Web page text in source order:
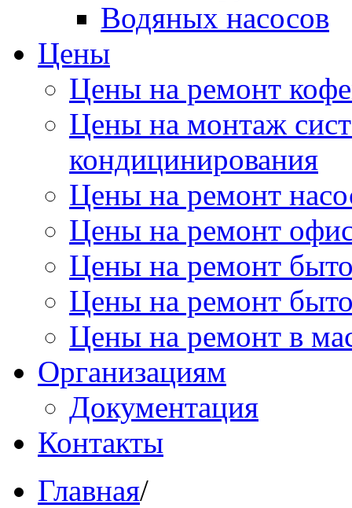
Водяных насосов
Цены
Цены на ремонт
Цены на монтаж
кондицинирования
Цены на ремонт
Цены на ремонт
Цены на ремонт
Цены на ремонт
Цены на ремонт в
Организациям
Документация
Контакты
Главная/